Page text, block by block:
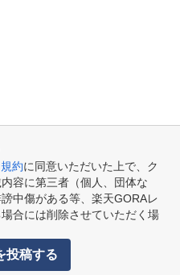
約に同意いただいた上で、ク
容に第三者（個人、団体な
中傷がある等、楽天GORAレ
合には削除させていただく場
投稿する